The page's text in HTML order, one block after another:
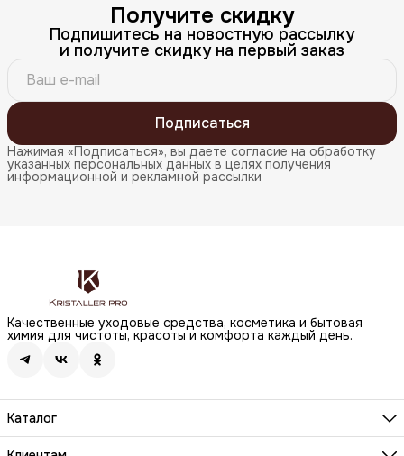
Получите скидку
Подпишитесь на новостную рассылку
и получите скидку на первый заказ
Подписаться
Нажимая «Подписаться», вы даете согласие на обработку
указанных персональных данных в целях получения
информационной и рекламной рассылки
Качественные уходовые средства, косметика и бытовая
химия для чистоты, красоты и комфорта каждый день.
Каталог
Бренды